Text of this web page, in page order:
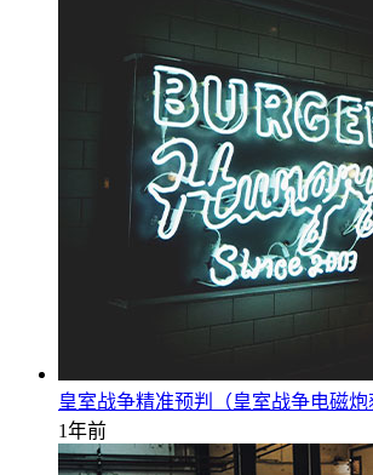
皇室战争精准预判（皇室战争电磁炮
1年前